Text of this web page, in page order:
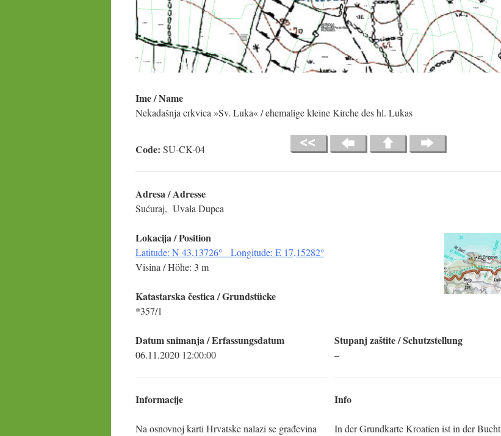
Ime / Name
Nekadašnja crkvica »Sv. Luka« / ehemalige kleine Kirche des hl. Lukas
Code: SU-CK-04
Adresa / Adresse
Sućuraj, Uvala Dupca
Lokacija / Position
Latitude: N 43,13726° Longitude: E 17,15282°
Visina / Höhe: 3 m
Katastarska čestica/ Grundstücke
*357/1
Datum snimanja / Erfassungsdatum
06.11.2020 12:00:00
Informacije
Na osnovnoj karti Hrvatske nalazi se građevina
Stupanj zaštite/ Schutzstellung
–
Info
In der Grundkarte Kroatien ist in der Bucht